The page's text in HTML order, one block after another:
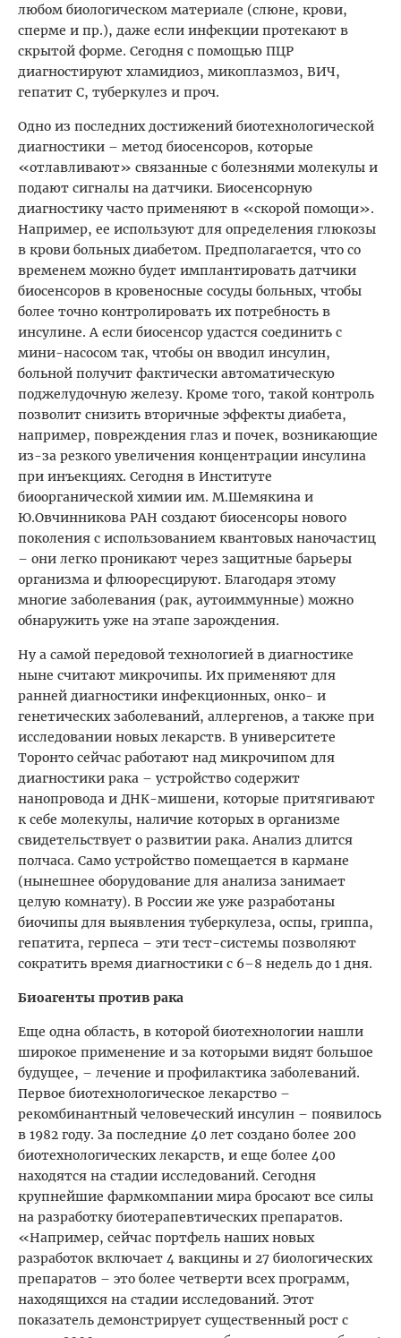
любом биологическом материале (слюне, крови,
сперме и пр.), даже если инфекции протекают в
скрытой форме. Сегодня с помощью ПЦР
диагностируют хламидиоз, микоплазмоз, ВИЧ,
гепатит С, туберкулез и проч.
Одно из последних достижений биотехнологической
диагностики – метод биосенсоров, которые
«отлавливают» связанные с болезнями молекулы и
подают сигналы на датчики. Биосенсорную
диагностику часто применяют в «скорой помощи».
Например, ее используют для определения глюкозы
в крови больных диабетом. Предполагается, что со
временем можно будет имплантировать датчики
биосенсоров в кровеносные сосуды больных, чтобы
более точно контролировать их потребность в
инсулине. А если биосенсор удастся соединить с
мини-насосом так, чтобы он вводил инсулин,
больной получит фактически автоматическую
поджелудочную железу. Кроме того, такой контроль
позволит снизить вторичные эффекты диабета,
например, повреждения глаз и почек, возникающие
из-за резкого увеличения концентрации инсулина
при инъекциях. Сегодня в Институте
биоорганической химии им. М.Шемякина и
Ю.Овчинникова РАН создают биосенсоры нового
поколения с использованием квантовых наночастиц
– они легко проникают через защитные барьеры
организма и флюоресцируют. Благодаря этому
многие заболевания (рак, аутоиммунные) можно
обнаружить уже на этапе зарождения.
Ну а самой передовой технологией в диагностике
ныне считают микрочипы. Их применяют для
ранней диагностики инфекционных, онко- и
генетических заболеваний, аллергенов, а также при
исследовании новых лекарств. В университете
Торонто сейчас работают над микрочипом для
диагностики рака – устройство содержит
нанопровода и ДНК-мишени, которые притягивают
к себе молекулы, наличие которых в организме
свидетельствует о развитии рака. Анализ длится
полчаса. Само устройство помещается в кармане
(нынешнее оборудование для анализа занимает
целую комнату). В России же уже разработаны
биочипы для выявления туберкулеза, оспы, гриппа,
гепатита, герпеса – эти тест-системы позволяют
сократить время диагностики с 6–8 недель до 1 дня.
Биоагенты против рака
Еще одна область, в которой биотехнологии нашли
широкое применение и за которыми видят большое
будущее, – лечение и профилактика заболеваний.
Первое биотехнологическое лекарство –
рекомбинантный человеческий инсулин – появилось
в 1982 году. За последние 40 лет создано более 200
биотехнологических лекарств, и еще более 400
находятся на стадии исследований. Сегодня
крупнейшие фармкомпании мира бросают все силы
на разработку биотерапевтических препаратов.
«Например, сейчас портфель наших новых
разработок включает 4 вакцины и 27 биологических
препаратов – это более четверти всех программ,
находящихся на стадии исследований. Этот
показатель демонстрирует существенный рост с